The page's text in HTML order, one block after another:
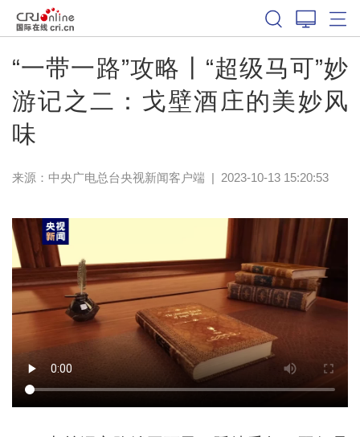
“一带一路”攻略丨“超级马可”妙
游记之二：戈壁酒庄的美妙风
味
来源： 中央广电总台央视新闻客户端 | 2023-10-13 15:20:53